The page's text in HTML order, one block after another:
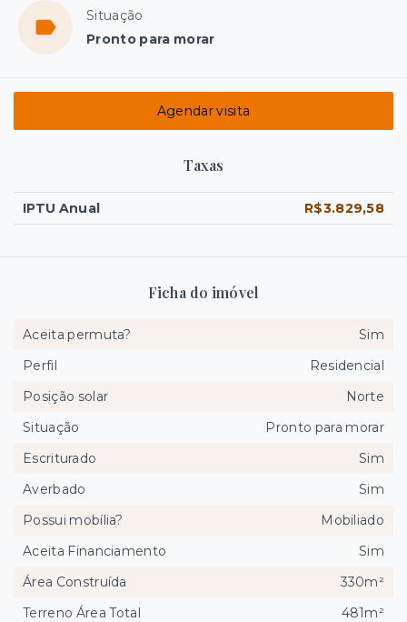
Situação
Pronto para morar
Agendar visita
Taxas
IPTU Anual R$3.829,58
Ficha do imóvel
Aceita permuta?
Sim
Perfil
Residencial
Posição solar
Norte
Situação
Pronto para morar
Escriturado
Sim
Averbado
Sim
Possui mobília?
Mobiliado
Aceita Financiamento
Sim
Área Construída
330m²
Terreno Área Total
481m²